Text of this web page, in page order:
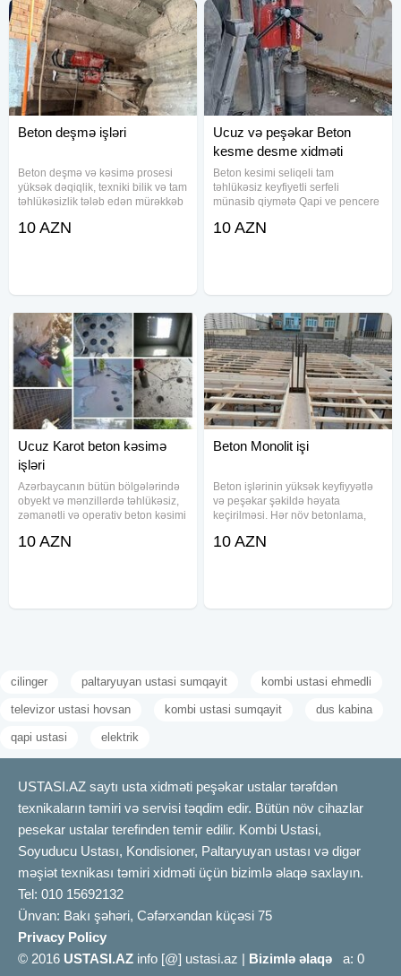
Beton deşmə işləri
Beton deşmə və kəsimə prosesi
yüksək dəqiqlik, texniki bilik və tam
təhlükəsizlik tələb edən mürəkkəb
obyektlərin, mənzillərin və müxtəlif
10 AZN
Ucuz və peşəkar Beton
kesme desme xidməti
Beton kesimi seliqeli tam
təhlükəsiz keyfiyetli serfeli
münasib qiymətə Qapi ve pencere
arakesmelerin monolit ve
10 AZN
Ucuz Karot beton kəsimə
işləri
Azərbaycanın bütün bölgələrində
obyekt və mənzillərdə təhlükəsiz,
zəmanətli və operativ beton kəsimi
keçiririk.Beton kesen beton deşen
10 AZN
Beton Monolit işi
Beton işlərinin yüksək keyfiyyətlə
və peşəkar şəkildə həyata
keçirilməsi. Hər növ betonlama,
hazırlanması, qəlib işləri və
10 AZN
cilinger paltaryuyan ustasi sumqayit kombi ustasi ehmedli
televizor ustasi hovsan kombi ustasi sumqayit dus kabina
qapi ustasi elektrik
USTASI.AZ saytı usta xidməti peşəkar ustalar tərəfdən
texnikaların təmiri və servisi təqdim edir. Bütün növ cihazlar
pesekar ustalar terefinden temir edilir. Kombi Ustasi,
Soyuducu Ustası, Kondisioner, Paltaryuyan ustası və digər
məşiət texnikası təmiri xidməti üçün bizimlə əlaqə saxlayın.
Tel: 010 15692132
Ünvan: Bakı şəhəri, Cəfərxəndan küçəsi 75
Privacy Policy
© 2016 USTASI.AZ info [@] ustasi.az | Bizimlə əlaqə a: 0